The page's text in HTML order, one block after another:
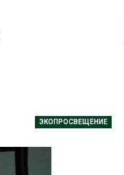
ЭКОПРОСВЕЩЕНИЕ
места произрастания